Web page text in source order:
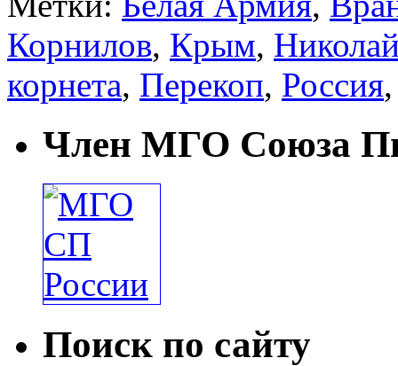
Корнилов, Крым,
корнета, Перекоп, Россия
Член МГО Союза
Поиск по сайту